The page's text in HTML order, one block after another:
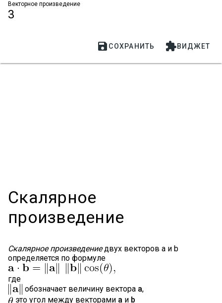
Векторное произведение
3
 СОХРАНИТЬ ВИДЖЕТ
Скалярное
произведение
Скалярное произведениедвух векторов a и b
определяется по формуле
где
обозначает величину вектора a,
это угол между векторами a и b